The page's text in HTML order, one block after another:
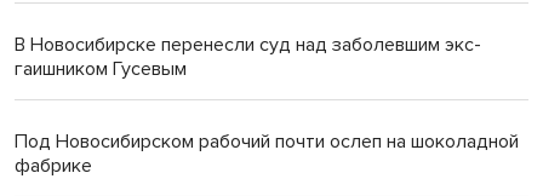
В Новосибирске перенесли суд над заболевшим экс-
гаишником Гусевым
Под Новосибирском рабочий почти ослеп на шоколадной
фабрике